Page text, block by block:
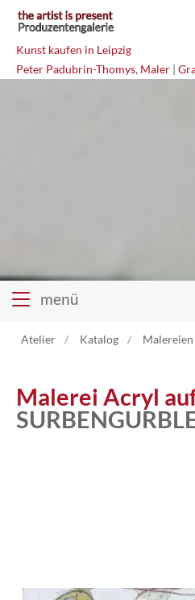
Kunst kaufen in Leipzig
Peter Padubrin-Thomys, Maler |
menü
Katalog
Atelier Katalog Malereien
Malerei Acryl